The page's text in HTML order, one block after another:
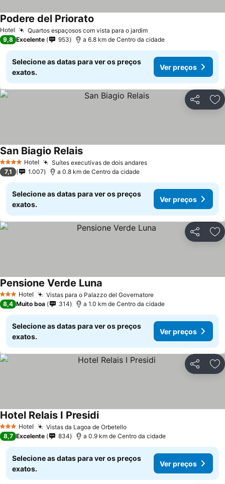
Hotel Quartos espaçosos com vista para o jardim
Podere del Priorato
9,8 Excelente 953 a 6.8 km de Centro da cidade
Selecione as datas para ver os preços
exatos.
Ver preços
Partilhar
4 EstrelasHotel Suítes executivas de dois andares
San Biagio Relais
7,1 1.007 a 0.8 km de Centro da cidade
Selecione as datas para ver os preços
exatos.
Ver preços
Partilhar
3 EstrelasHotel Vistas para o Palazzo del Governatore
Pensione Verde Luna
8,4 Muito boa 314 a 1.0 km de Centro da cidade
Selecione as datas para ver os preços
exatos.
Ver preços
Partilhar
3 EstrelasHotel Vistas da Lagoa de Orbetello
Hotel Relais I Presidi
8,7 Excelente 834 a 0.9 km de Centro da cidade
Selecione as datas para ver os preços
exatos.
Ver preços